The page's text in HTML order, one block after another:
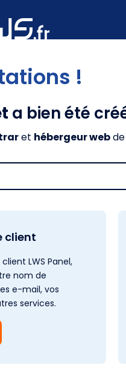
!
a bien été
et hébergeur web
client
LWS Panel,
nom de
e-mail, vos
services.